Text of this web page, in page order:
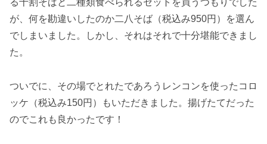
る十割そばと二種類食べられるセットを買うつもりでした
が、何を勘違いしたのか二八そば（税込み950円）を選ん
でしまいました。しかし、それはそれで十分堪能できまし
た。
ついでに、その場でとれたであろうレンコンを使ったコロ
ッケ（税込み150円）もいただきました。揚げたてだった
のでこれも良かったです！